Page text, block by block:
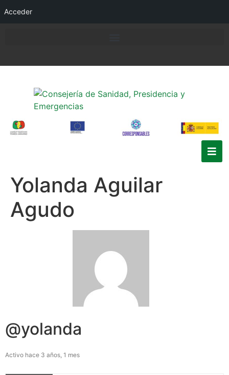
Acceder
Yolanda Aguilar
Agudo
@yolanda
Activo hace 3 años, 1 mes